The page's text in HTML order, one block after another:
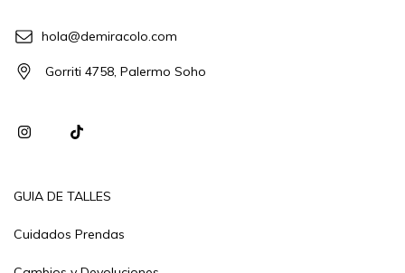
hola@demiracolo.com
Gorriti 4758, Palermo Soho
GUIA DE TALLES
Cuidados Prendas